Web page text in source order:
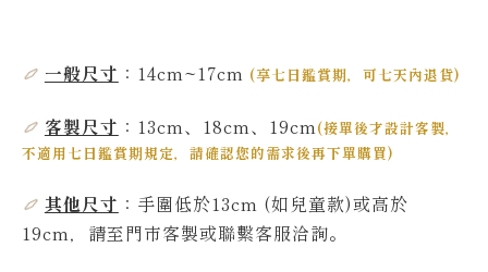
一般尺寸 ：14cm~17cm (享七日鑑賞期，可七天內退貨)
客製尺寸 ：13cm、18cm、19cm(接單後才設計客製，
不適用七日鑑賞期規定，請確認您的需求後再下單購買)
其他尺寸 ： 手圍低於13cm (如兒童款)或高於
19cm，請至門市客製或聯繫客服洽詢。